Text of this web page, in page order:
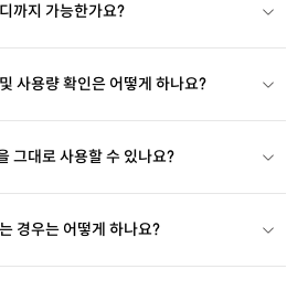
까지 가능한가요?
사용량 확인은 어떻게 하나요?
그대로 사용할 수 있나요?
경우는 어떻게 하나요?